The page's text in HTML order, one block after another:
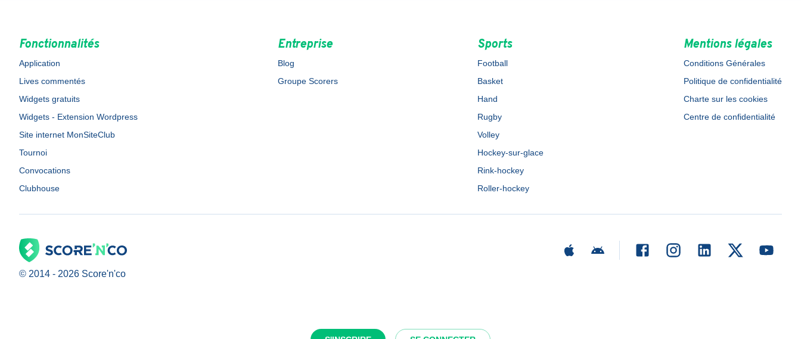
Fonctionnalités
Application
Lives commentés
Widgets gratuits
Widgets - Extension Wordpress
Site internet MonSiteClub
Tournoi
Convocations
Clubhouse
Entreprise
Blog
Groupe Scorers
Sports
Football
Basket
Hand
Rugby
Volley
Hockey-sur-glace
Rink-hockey
Roller-hockey
Mentions légales
Conditions Générales
Politique de confidentialité
Charte sur les cookies
Centre de confidentialité
© 2014 - 2026 Score'n'co